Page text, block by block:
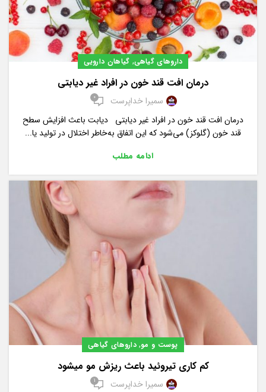
داروهای گیاهی, گیاهان دارویی
درمان افت قند خون در افراد غیر دیابتی
سمیرا خداپرست 0
درمان افت قند خون در افراد غیر دیابتی دیابت باعث افزایش سطح
قند خون (گلوکز) می‌شود که این اتفاق به‌خاطر اختلال در تولید یا...
ادامه مطلب
پوست و مو, داروهای گیاهی
کم کاری تیروئید باعث ریزش مو میشود
سمیرا خداپرست 1